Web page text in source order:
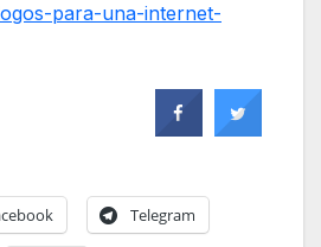
para-una-internet-
Telegram